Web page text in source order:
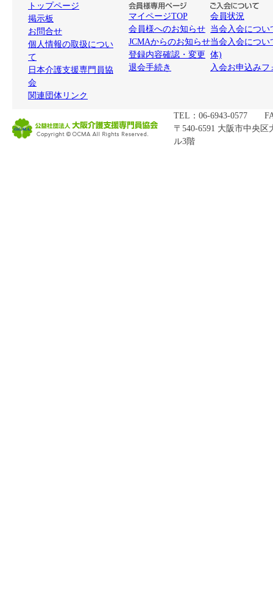
トップページ
掲示板
お問合せ
個人情報の取扱につい
て
日本介護支援専門員協
会
関連団体リンク
マイページTOP
会員様へのお知らせ
JCMAからのお知らせ
登録内容確認・変更
退会手続き
会員状況
当会入会につい
当会入会につい
体)
入会お申込みフ
TEL：06-6943-0577
〒540-6591 大阪市中央
ル3階